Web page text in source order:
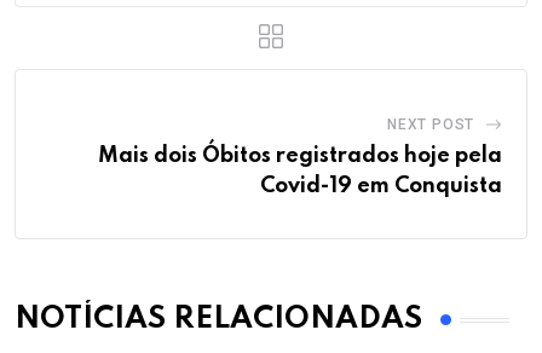
NEXT POST
Mais dois Óbitos registrados hoje pela
Covid-19 em Conquista
NOTÍCIAS RELACIONADAS